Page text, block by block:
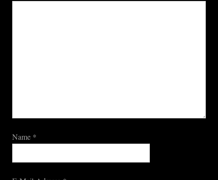
Name *